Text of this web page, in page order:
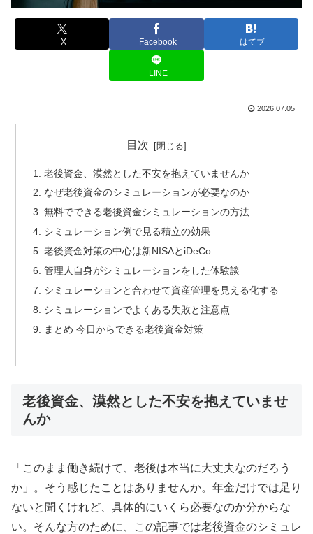
X Facebook はてブ
LINE
2026.07.05
目次
老後資金、漠然とした不安を抱えていませんか
なぜ老後資金のシミュレーションが必要なのか
無料でできる老後資金シミュレーションの方法
シミュレーション例で見る積立の効果
老後資金対策の中心は新NISAとiDeCo
管理人自身がシミュレーションをした体験談
シミュレーションと合わせて資産管理を見える化する
シミュレーションでよくある失敗と注意点
まとめ 今日からできる老後資金対策
老後資金、漠然とした不安を抱えていませ
んか
「このまま働き続けて、老後は本当に大丈夫なのだろう
か」。そう感じたことはありませんか。年金だけでは足り
ないと聞くけれど、具体的にいくら必要なのか分からな
い。そんな方のために、この記事では老後資金のシミュレ